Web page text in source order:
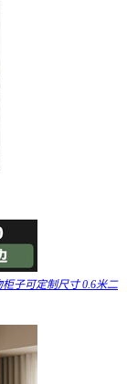
子可定制尺寸 0.6米二